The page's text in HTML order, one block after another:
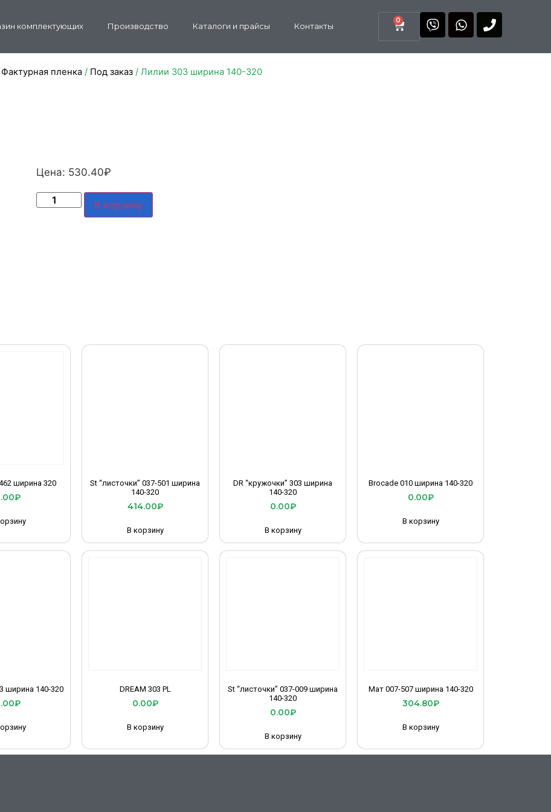
комплектующих Производство Каталоги и прайсы Контакты
0
Фактурная пленка / Под заказ / Лилии 303 ширина 140-320
Цена: 530.40₽
В корзину
ширина 320
₽
St “листочки” 037-501 ширина
140-320
414.00₽
В корзину
DR “кружочки” 303 ширина
140-320
0.00₽
В корзину
Brocade 010 ширина 140-320
0.00₽
В корзину
ширина 140-320
₽
DREAM 303 PL
0.00₽
В корзину
St “листочки” 037-009 ширина
140-320
0.00₽
В корзину
Мат 007-507 ширина 140-320
304.80₽
В корзину